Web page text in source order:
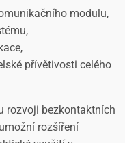
modulu,
přívětivosti celého
rozvoji bezkontaktních
rozšíření